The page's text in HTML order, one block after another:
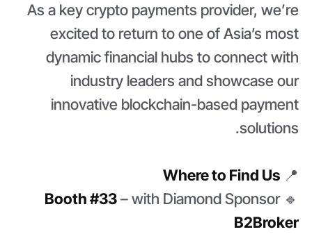
As a key crypto payments provider, we’re
excited to return to one of Asia’s most
dynamic financial hubs to connect with
industry leaders and showcase our
innovative blockchain-based payment
solutions.
📍
Where to Find Us
🔹
Booth #33– with Diamond Sponsor
B2Broker